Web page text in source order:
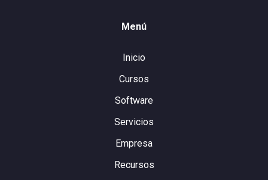
Menú
Inicio
Cursos
Software
Servicios
Empresa
Recursos